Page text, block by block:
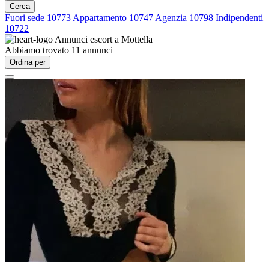
Cerca
Fuori sede 10773 Appartamento 10747 Agenzia 10798 Indipendenti
10722
Annunci escort a Mottella
Abbiamo trovato 11 annunci
Ordina per